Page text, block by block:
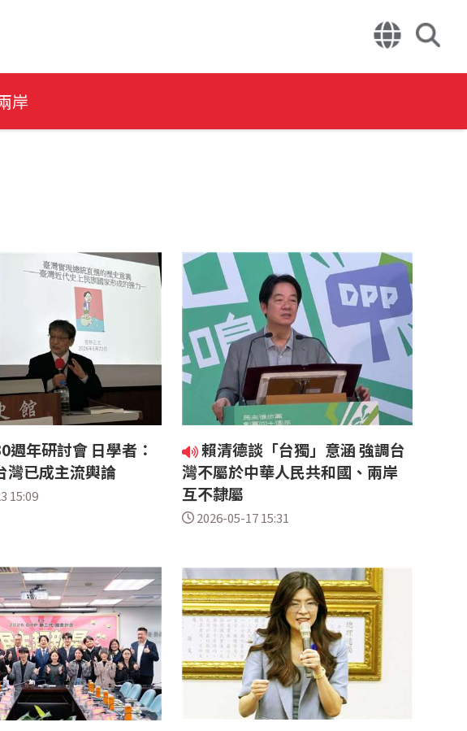
岸
週年研討會 日學者：
灣已成主流輿論
15:09
賴清德談「台獨」意涵 強調台
灣不屬於中華人民共和國、兩岸
互不隸屬
2026-05-17 15:31